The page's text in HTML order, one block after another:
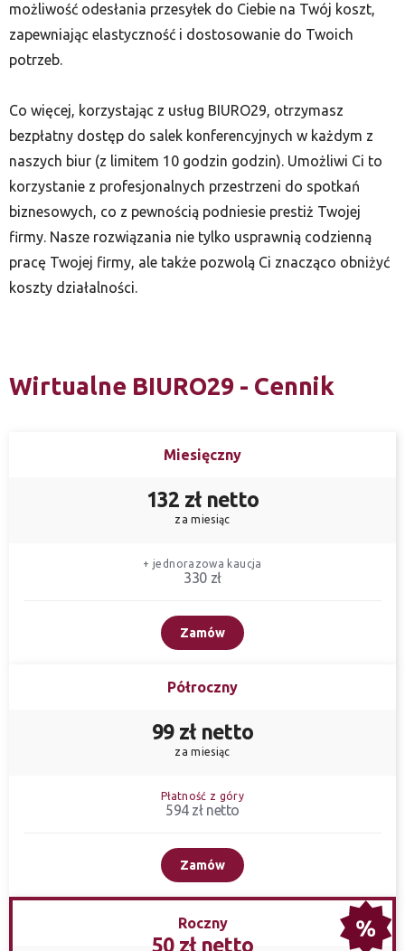
możliwość odesłania przesyłek do Ciebie na Twój koszt,
zapewniając elastyczność i dostosowanie do Twoich
potrzeb.
Co więcej, korzystając z usług BIURO29, otrzymasz
bezpłatny dostęp do salek konferencyjnych w każdym z
naszych biur (z limitem 10 godzin godzin). Umożliwi Ci to
korzystanie z profesjonalnych przestrzeni do spotkań
biznesowych, co z pewnością podniesie prestiż Twojej
firmy. Nasze rozwiązania nie tylko usprawnią codzienną
pracę Twojej firmy, ale także pozwolą Ci znacząco obniżyć
koszty działalności.
Wirtualne BIURO29 - Cennik
Miesięczny
132 zł netto
za miesiąc
+ jednorazowa kaucja
330 zł
Zamów
Półroczny
99 zł netto
za miesiąc
Płatność z góry
594 zł netto
Zamów
Roczny
50 zł netto